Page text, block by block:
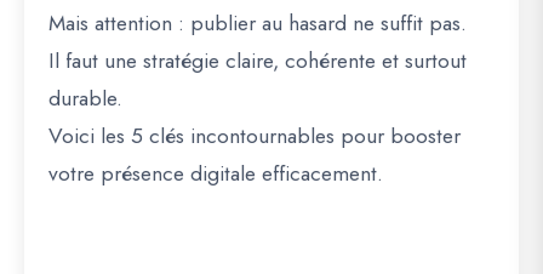
Mais attention : publier au hasard ne suffit pas.
Il faut une stratégie claire, cohérente et surtout
durable.
Voici les 5 clés incontournables pour booster
votre présence digitale efficacement.